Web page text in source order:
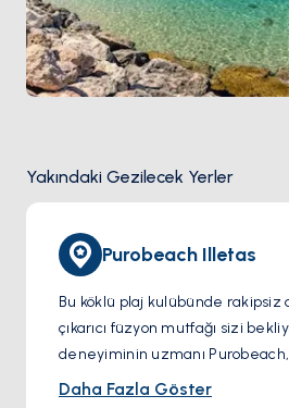
Yakındaki Gezilecek Yerler
Purobeach Illetas
Bu köklü plaj kulübünde
çıkarıcı füzyon mutfağı sizi
deneyiminin uzmanı
Nefis mutfağının yanı sıra
Daha Fazla Göster